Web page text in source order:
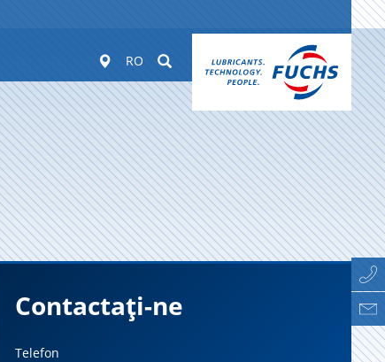
Worldwide
RO Suchen
Contactați-ne
Telefon